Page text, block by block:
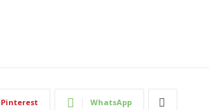
Pinterest WhatsApp